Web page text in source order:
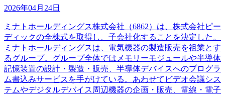
2026年04月24日
ミナトホールディングス株式会社（6862）は、株式会社ピー
ディックの全株式を取得し、子会社化することを決定した。
ミナトホールディングスは、電気機器の製造販売を祖業とす
るグループ。グループ全体ではメモリーモジュールや半導体
記憶装置の設計・製造・販売、半導体デバイスへのプログラ
ム書込みサービスを手がけている。あわせてビデオ会議シス
テムやデジタルデバイス周辺機器の企画・販売、電線・電子